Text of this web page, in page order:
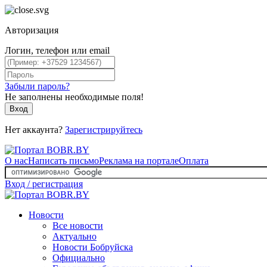
Авторизация
Логин, телефон или email
Забыли пароль?
Не заполнены необходимые поля!
Вход
Нет аккаунта? Зарегистрируйтесь
О насНаписать письмоРеклама на порталеОплата
Вход / регистрация
Новости
Все новости
Актуально
Новости Бобруйска
Официально